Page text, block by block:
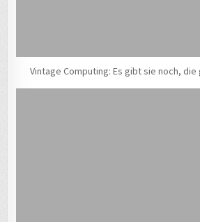
Vintage Computing: Es gibt sie noch, die